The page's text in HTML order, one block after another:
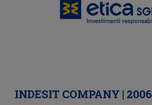
INDESIT COMPANY | 2006